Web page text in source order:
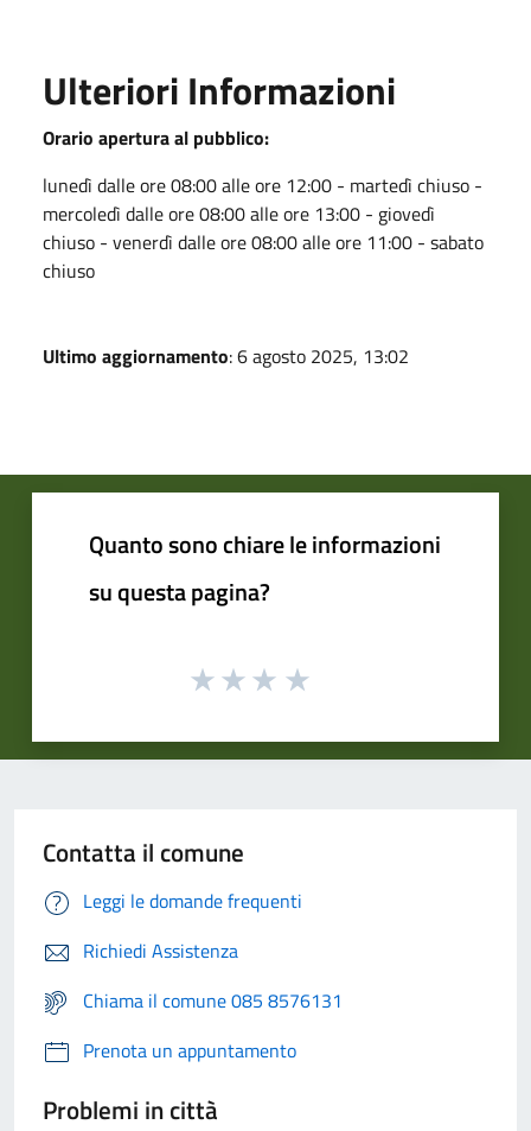
Ulteriori Informazioni
Orario apertura al pubblico:
lunedì dalle ore 08:00 alle ore 12:00 - martedì chiuso -
mercoledì dalle ore 08:00 alle ore 13:00 - giovedì
chiuso - venerdì dalle ore 08:00 alle ore 11:00 - sabato
chiuso
Ultimo aggiornamento: 6 agosto 2025, 13:02
Quanto sono chiare le informazioni
su questa pagina?
Contatta il comune
Leggi le domande frequenti
Richiedi Assistenza
Chiama il comune 085 8576131
Prenota un appuntamento
Problemi in città